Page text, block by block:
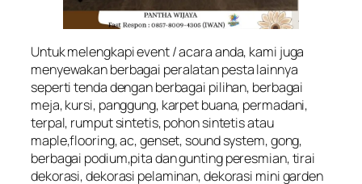
Untuk melengkapi event / acara anda, kami juga
menyewakan berbagai peralatan pesta lainnya
seperti tenda dengan berbagai pilihan, berbagai
meja, kursi, panggung, karpet buana, permadani,
terpal, rumput sintetis, pohon sintetis atau
maple,flooring, ac, genset, sound system, gong,
berbagai podium,pita dan gunting peresmian, tirai
dekorasi, dekorasi pelaminan, dekorasi mini garden